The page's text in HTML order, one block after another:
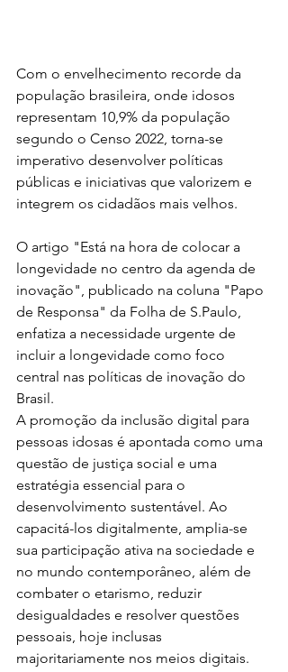
Com o envelhecimento recorde da
população brasileira, onde idosos
representam 10,9% da população
segundo o Censo 2022, torna-se
imperativo desenvolver políticas
públicas e iniciativas que valorizem e
integrem os cidadãos mais velhos.
O artigo "Está na hora de colocar a
longevidade no centro da agenda de
inovação", publicado na coluna "Papo
de Responsa" da Folha de S.Paulo,
enfatiza a necessidade urgente de
incluir a longevidade como foco
central nas políticas de inovação do
Brasil.
A promoção da inclusão digital para
pessoas idosas é apontada como uma
questão de justiça social e uma
estratégia essencial para o
desenvolvimento sustentável. Ao
capacitá-los digitalmente, amplia-se
sua participação ativa na sociedade e
no mundo contemporâneo, além de
combater o etarismo, reduzir
desigualdades e resolver questões
pessoais, hoje inclusas
majoritariamente nos meios digitais.